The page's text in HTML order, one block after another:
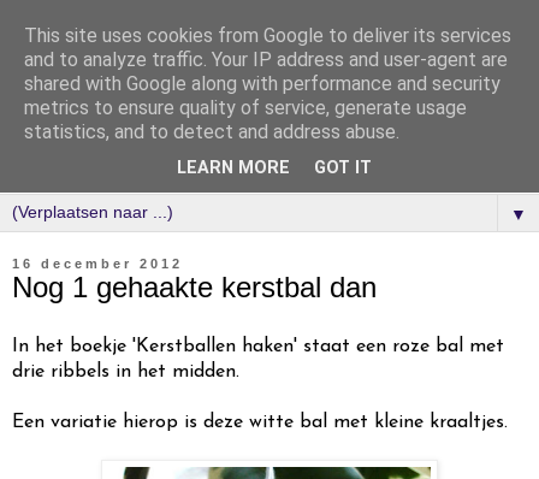
▼
16 december 2012
Nog 1 gehaakte kerstbal dan
In het boekje 'Kerstballen haken' staat een roze bal met
drie ribbels in het midden.
Een variatie hierop is deze witte bal met kleine kraaltjes.
This site uses cookies from Google to deliver its services
and to analyze traffic. Your IP address and user-agent are
shared with Google along with performance and security
metrics to ensure quality of service, generate usage
statistics, and to detect and address abuse.
LEARN MORE GOT IT